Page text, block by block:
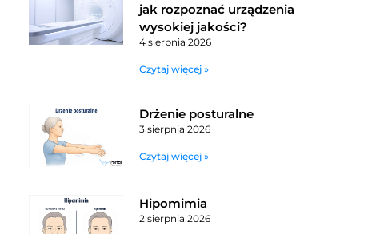
jak rozpoznać urządzenia
wysokiej jakości?
4 sierpnia 2026
Czytaj więcej »
Drżenie posturalne
3 sierpnia 2026
Czytaj więcej »
Hipomimia
2 sierpnia 2026